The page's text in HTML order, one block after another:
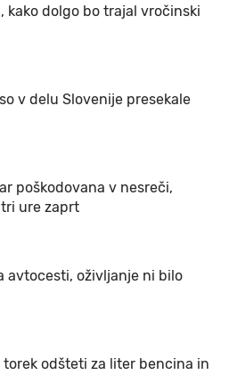
kako dolgo bo trajal vročinski
v delu Slovenije presekale
poškodovana v nesreči,
ure zaprt
avtocesti, oživljanje ni bilo
torek odšteti za liter bencina in